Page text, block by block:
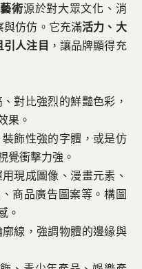
術源於對大眾文化、消
與仿仿。它充滿活力、大
引人注目 ，讓品牌顯得充
對比強烈的鮮豔色彩，
果。
飾性強的字體，或是仿
覺衝擊力強。
現成圖像、漫畫元素、
商品廣告圖案等。構圖
。
線，強調物體的邊緣與